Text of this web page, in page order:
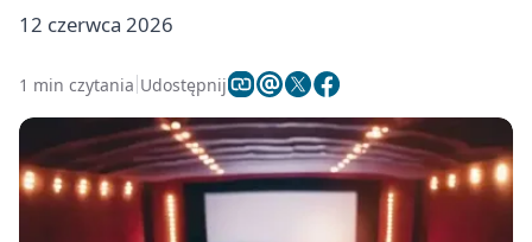
12 czerwca 2026
1 min czytania Udostępnij